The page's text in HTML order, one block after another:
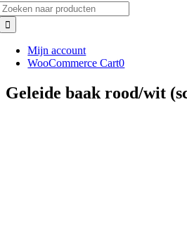
Mijn account
WooCommerce Cart0
Geleide baak rood/wit